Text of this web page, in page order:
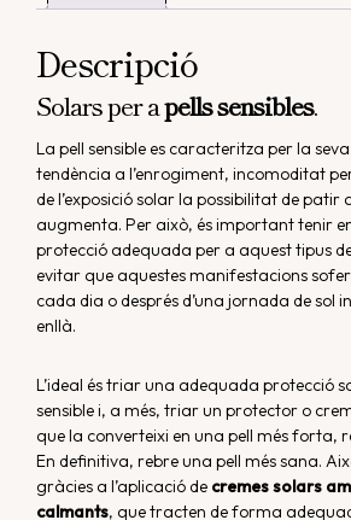
Descripció
Solars per apells sensibles.
La pell sensible es caracteritza per la
tendència a l’enrogiment, incomoditat
de l’exposició solar la possibilitat de patir
augmenta. Per això, és important tenir
protecció adequada per a aquest tipus
evitar que aquestes manifestacions
cada dia o després d’una jornada de sol
enllà.
L’ideal és triar una adequada protecció
sensible i, a més, triar un protector o
que la converteixi en una pell més forta,
En definitiva, rebre una pell més sana.
gràcies a l’aplicació de cremes solars
calmants, que tracten de forma